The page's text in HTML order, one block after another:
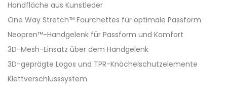
Handfläche aus Kunstleder
One Way Stretch™ Fourchettes für optimale Passform
Neopren™-Handgelenk für Passform und Komfort
3D-Mesh-Einsatz über dem Handgelenk
3D-geprägte Logos und TPR-Knöchelschutzelemente
Klettverschlusssystem